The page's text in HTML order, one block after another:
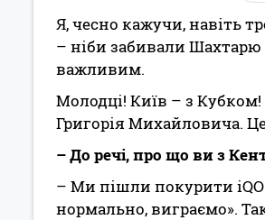
Я, чесно кажучи, навіть
– ніби забивали Шахтарю
важливим.
Молодці! Київ – з
Григорія Михайловича.
– До речі, про що ви з
– Ми пішли покурити
нормально, виграємо».